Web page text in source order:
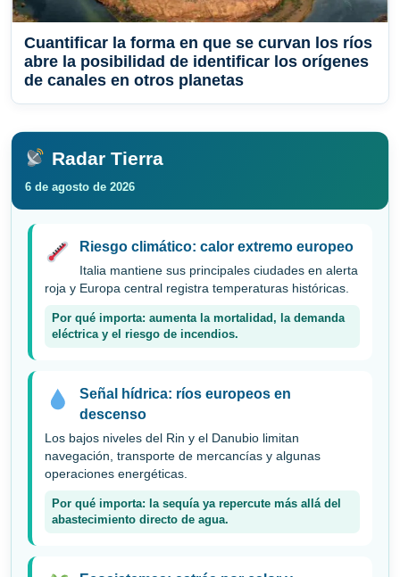
Cuantificar la forma en que se curvan los ríos
abre la posibilidad de identificar los orígenes
de canales en otros planetas
Radar Tierra
6 de agosto de 2026
Riesgo climático: calor extremo europeo
Italia mantiene sus principales ciudades en alerta
roja y Europa central registra temperaturas históricas.
Por qué importa: aumenta la mortalidad, la demanda
eléctrica y el riesgo de incendios.
Señal hídrica: ríos europeos en
descenso
Los bajos niveles del Rin y el Danubio limitan
navegación, transporte de mercancías y algunas
operaciones energéticas.
Por qué importa: la sequía ya repercute más allá del
abastecimiento directo de agua.